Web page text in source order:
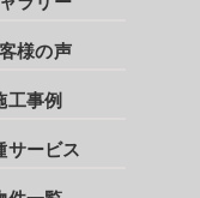
様の声
工事例
サービス